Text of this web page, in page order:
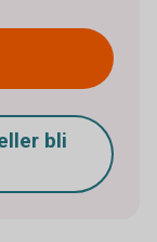
bli